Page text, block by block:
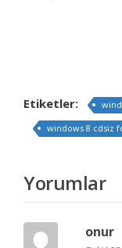
Etiketler:
windows 8 cdsiz
Yorumlar
onur